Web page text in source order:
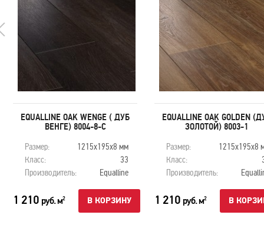
EQUALLINE OAK WENGE ( ДУБ
ВЕНГЕ) 8004-8-С
Размер:
1215х195х8 мм
Класс:
33
Производитель:
Equalline
1 210 руб. м2 В КОРЗИНУ
EQUALLINE OAK GOLDEN
ЗОЛОТОЙ) 8003-1
Размер:
1215х195х8
Класс:
Производитель:
1 210 руб. м2 В